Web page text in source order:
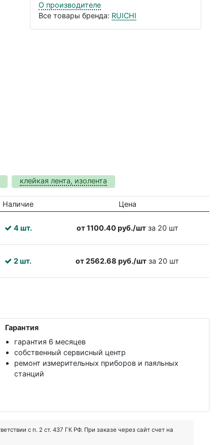
О производителе
Все товары бренда: RUICHI
клейкая лента, изолента
Наличие Цена
4 шт. от 1100.40 руб./штза 20 шт
2 шт. от 2562.68 руб./шт за 20 шт
Гарантия
гарантия 6 месяцев
собственный сервисный центр
ремонт измерительных приборов и паяльных
станций
с п. 2 ст. 437 ГК РФ. При заказе через сайт счет на